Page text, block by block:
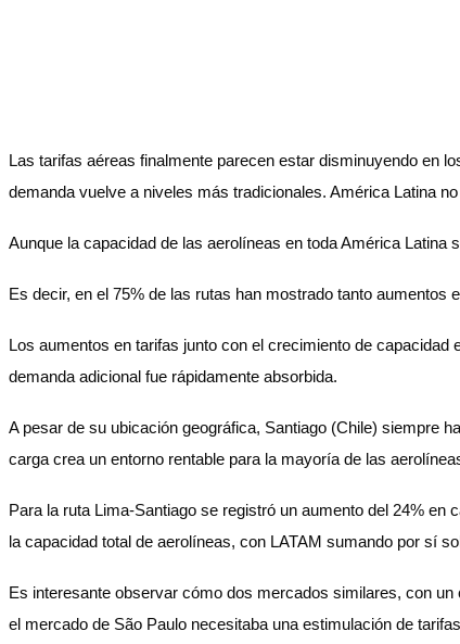
Las tarifas aéreas finalmente parecen estar disminuyendo en
demanda vuelve a niveles más tradicionales. América Latina
Aunque la capacidad de las aerolíneas en toda América
Es decir, en el 75% de las rutas han mostrado tanto
Los aumentos en tarifas junto con el crecimiento de
demanda adicional fue rápidamente absorbida.
A pesar de su ubicación geográfica, Santiago (Chile) siempre
carga crea un entorno rentable para la mayoría de las
Para la ruta Lima-Santiago se registró un aumento del 24%
la capacidad total de aerolíneas, con LATAM sumando por sí
Es interesante observar cómo dos mercados similares, con
el mercado de São Paulo necesitaba una estimulación de